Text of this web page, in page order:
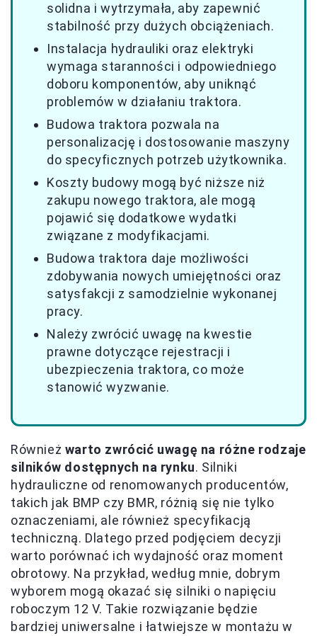
solidna i wytrzymała, aby zapewnić
stabilność przy dużych obciążeniach.
Instalacja hydrauliki oraz elektryki
wymaga staranności i odpowiedniego
doboru komponentów, aby uniknąć
problemów w działaniu traktora.
Budowa traktora pozwala na
personalizację i dostosowanie maszyny
do specyficznych potrzeb użytkownika.
Koszty budowy mogą być niższe niż
zakupu nowego traktora, ale mogą
pojawić się dodatkowe wydatki
związane z modyfikacjami.
Budowa traktora daje możliwości
zdobywania nowych umiejętności oraz
satysfakcji z samodzielnie wykonanej
pracy.
Należy zwrócić uwagę na kwestie
prawne dotyczące rejestracji i
ubezpieczenia traktora, co może
stanowić wyzwanie.
Również warto zwrócić uwagę na różne rodzaje
silników dostępnych na rynku. Silniki
hydrauliczne od renomowanych producentów,
takich jak BMP czy BMR, różnią się nie tylko
oznaczeniami, ale również specyfikacją
techniczną. Dlatego przed podjęciem decyzji
warto porównać ich wydajność oraz moment
obrotowy. Na przykład, według mnie, dobrym
wyborem mogą okazać się silniki o napięciu
roboczym 12 V. Takie rozwiązanie będzie
bardziej uniwersalne i łatwiejsze w montażu w